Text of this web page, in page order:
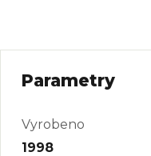
Parametry
Vyrobeno
1998